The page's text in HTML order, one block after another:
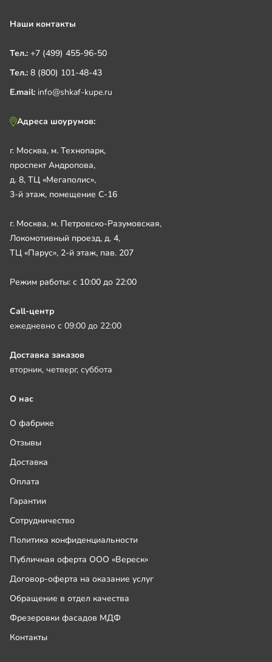
Наши контакты
Тел.: +7 (499) 455-96-50
Тел.: 8 (800) 101-48-43
E.mail: info@shkaf-kupe.ru
Адреса шоурумов:
г. Москва, м. Технопарк,
проспект Андропова,
д. 8, ТЦ «Мегаполис»,
3-й этаж, помещение С-16
г. Москва, м. Петровско-Разумовская,
Локомотивный проезд, д. 4,
ТЦ «Парус», 2-й этаж, пав. 207
Режим работы: с 10:00 до 22:00
Call-центр
ежедневно с 09:00 до 22:00
Доставка заказов
вторник, четверг, суббота
О нас
О фабрике
Отзывы
Доставка
Оплата
Гарантии
Сотрудничество
Политика конфиденциальности
Публичная оферта ООО «Вереск»
Договор-оферта на оказание услуг
Обращение в отдел качества
Фрезеровки фасадов МДФ
Контакты